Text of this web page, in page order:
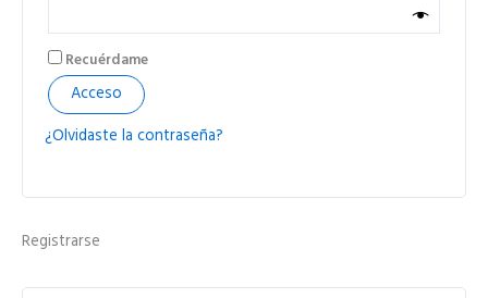
Recuérdame
Acceso
¿Olvidaste la contraseña?
Registrarse